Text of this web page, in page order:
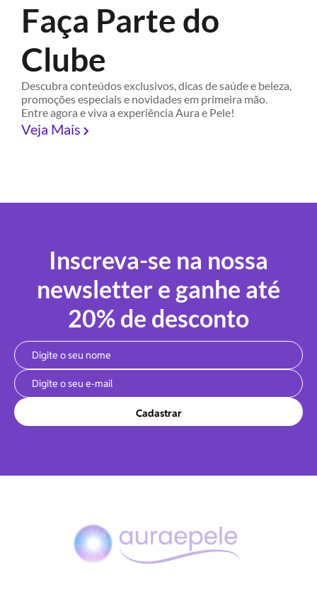
Faça Parte do
Clube
Descubra conteúdos exclusivos, dicas de saúde e beleza,
promoções especiais e novidades em primeira mão.
Entre agora e viva a experiência Aura e Pele!
Veja Mais
Inscreva-se na nossa
newsletter e ganhe até
20% de desconto
Cadastrar